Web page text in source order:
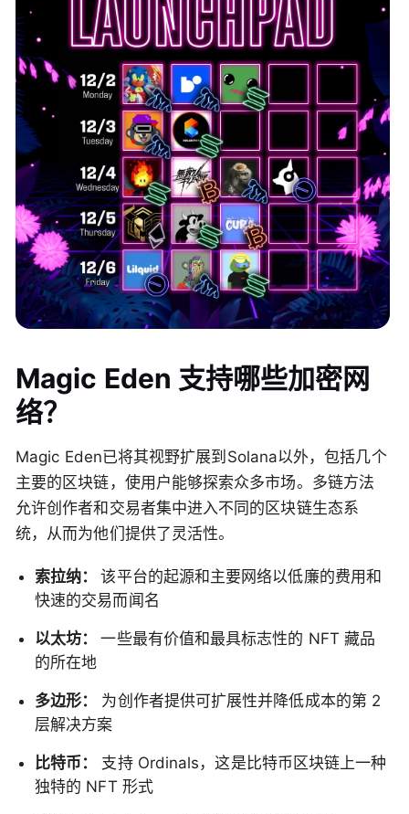
Magic Eden 支持哪些加密网
络？
Magic Eden已将其视野扩展到Solana以外，包括几个
主要的区块链，使用户能够探索众多市场。多链方法
允许创作者和交易者集中进入不同的区块链生态系
统，从而为他们提供了灵活性。
索拉纳：该平台的起源和主要网络以低廉的费用和
快速的交易而闻名
以太坊：一些最有价值和最具标志性的 NFT 藏品
的所在地
多边形：
为创作者提供可扩展性并降低成本的第 2
层解决方案
比特币：
支持 Ordinals，这是比特币区块链上一种
独特的 NFT 形式